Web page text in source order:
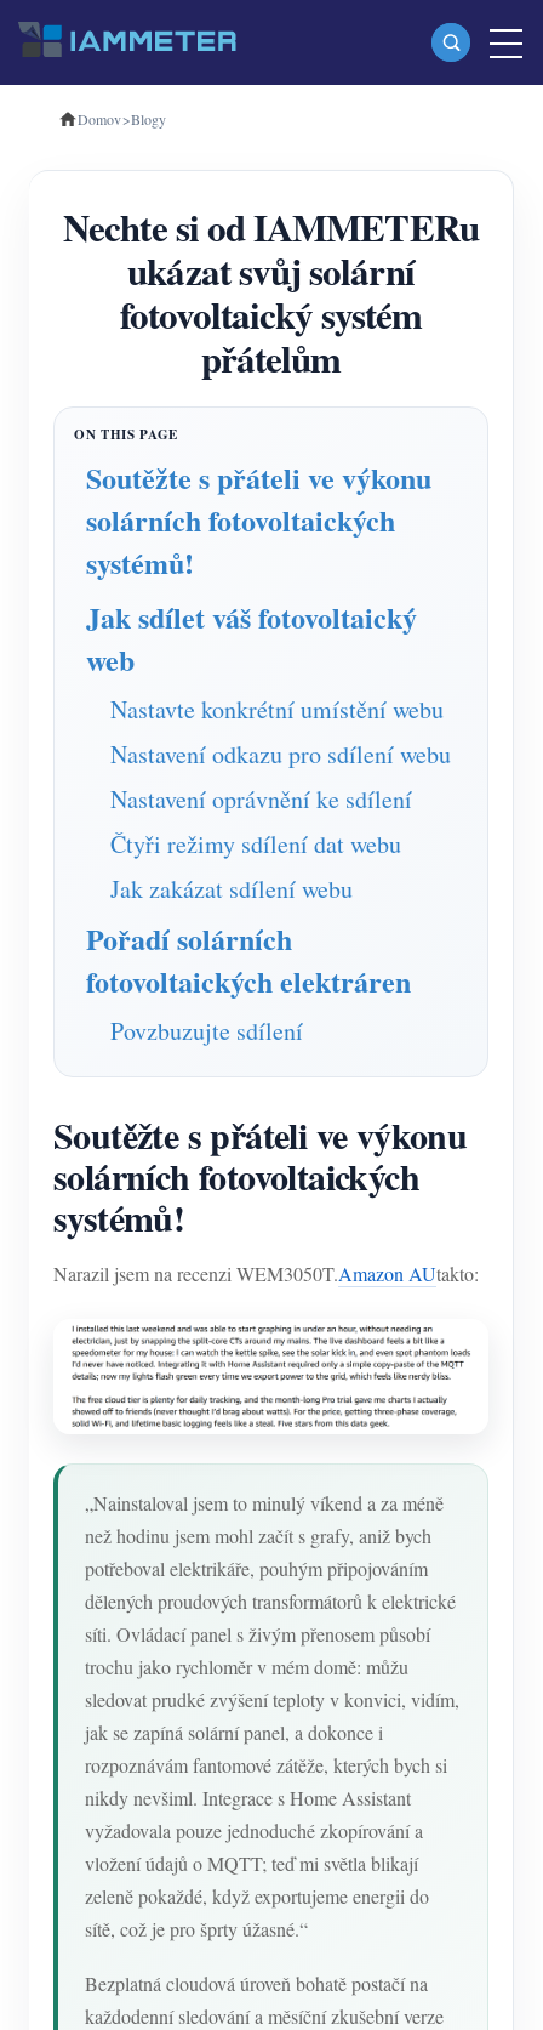
produkty
Třífázový Wi-Fi měřič energie (WEM3080T)
Třífázový Wi-Fi měřič energie (WEM3046T)
Třífázový Wi-Fi měřič energie (WEM3050T)
WiFi Power Controller
IAMMETER Cloud Pro
Nabíječka EV
Simulátor IAMMETER
Aplikace
Monitor energie solárního FV systému
Monitor spotřeby elektřiny
Řídicí systém PV ohřívače
Automatizace domácnosti
Tovární energetické monitorování
Ukládat
Zdroje
Rychlý start produktu
Dokument
Výukové video
FAQ
Zprávy
Blogy
Společenství
Vývojář
Prozkoumat
Program odměn
Kontakt
Domov>Blogy
Nechte si od IAMMETERu
ukázat svůj solární
fotovoltaický systém
přátelům
Soutěžte s přáteli ve výkonu
solárních fotovoltaických
systémů!
Jak sdílet váš fotovoltaický
web
Nastavte konkrétní umístění webu
Nastavení odkazu pro sdílení webu
Nastavení oprávnění ke sdílení
Čtyři režimy sdílení dat webu
Jak zakázat sdílení webu
Pořadí solárních
fotovoltaických elektráren
Povzbuzujte sdílení
Soutěžte s přáteli ve výkonu
solárních fotovoltaických
systémů!
Narazil jsem na recenzi WEM3050T.Amazon AUtakto:
„Nainstaloval jsem to minulý víkend a za méně
než hodinu jsem mohl začít s grafy, aniž bych
potřeboval elektrikáře, pouhým připojováním
dělených proudových transformátorů k elektrické
síti. Ovládací panel s živým přenosem působí
trochu jako rychloměr v mém domě: můžu
sledovat prudké zvýšení teploty v konvici, vidím,
jak se zapíná solární panel, a dokonce i
rozpoznávám fantomové zátěže, kterých bych si
nikdy nevšiml. Integrace s Home Assistant
vyžadovala pouze jednoduché zkopírování a
vložení údajů o MQTT; teď mi světla blikají
zeleně pokaždé, když exportujeme energii do
sítě, což je pro šprty úžasné.“
Bezplatná cloudová úroveň bohatě postačí na
každodenní sledování a měsíční zkušební verze